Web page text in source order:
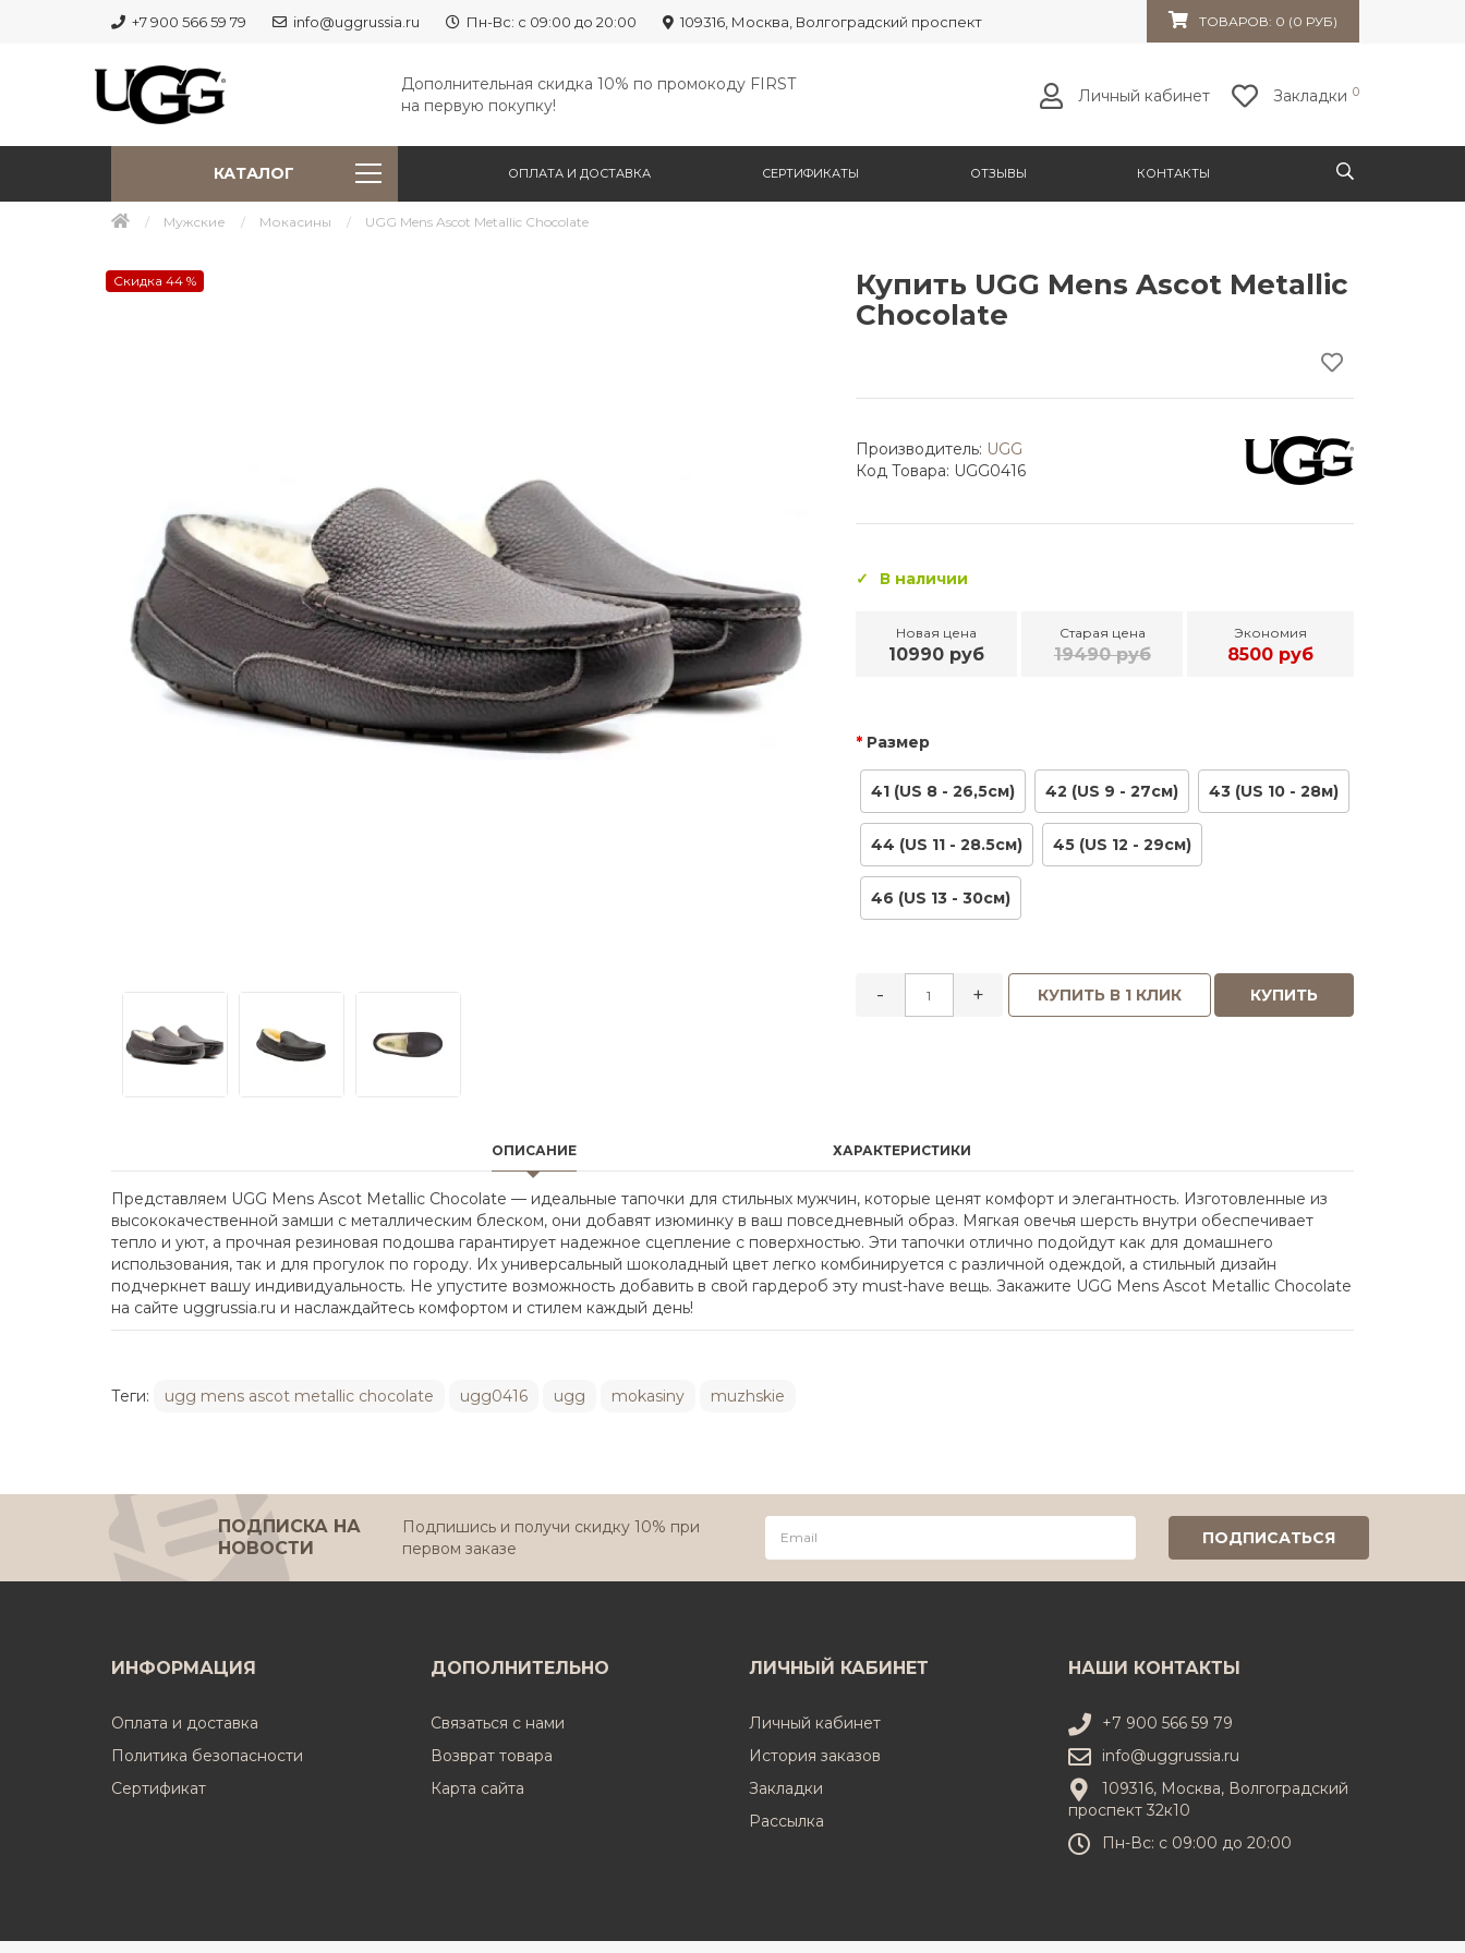
+7 900 566 59 79 info@uggrussia.ru Пн-Вс: с 09:00 до 20:00 109316, Москва, Волгоградский проспект 32к10 ТОВАРОВ: 0 (0 РУБ)
Дополнительная скидка 10% по промокоду FIRST
на первую покупку!
Личный кабинет Закладки 0
КАТАЛОГ ОПЛАТА И ДОСТАВКА СЕРТИФИКАТЫ ОТЗЫВЫ КОНТАКТЫ
Мужские Мокасины UGG Mens Ascot Metallic Chocolate
Скидка 44 %
Купить UGG Mens Ascot Metallic
Chocolate
Производитель: UGG
Код Товара: UGG0416
В наличии
Новая цена
10990 руб
Старая цена
19490 руб
Экономия
8500 руб
Размер
41 (US 8 - 26,5см) 42 (US 9 - 27см) 43 (US 10 - 28м)
44 (US 11 - 28.5см) 45 (US 12 - 29см)
46 (US 13 - 30см)
- + КУПИТЬ В 1 КЛИК КУПИТЬ
ОПИСАНИЕ ХАРАКТЕРИСТИКИ
Представляем UGG Mens Ascot Metallic Chocolate — идеальные тапочки для стильных мужчин, которые ценят комфорт и элегантность. Изготовленные из
высококачественной замши с металлическим блеском, они добавят изюминку в ваш повседневный образ. Мягкая овечья шерсть внутри обеспечивает
тепло и уют, а прочная резиновая подошва гарантирует надежное сцепление с поверхностью. Эти тапочки отлично подойдут как для домашнего
использования, так и для прогулок по городу. Их универсальный шоколадный цвет легко комбинируется с различной одеждой, а стильный дизайн
подчеркнет вашу индивидуальность. Не упустите возможность добавить в свой гардероб эту must-have вещь. Закажите UGG Mens Ascot Metallic Chocolate
на сайте uggrussia.ru и наслаждайтесь комфортом и стилем каждый день!
Теги: ugg mens ascot metallic chocolate ugg0416 ugg mokasiny muzhskie
ПОДПИСКА НА
НОВОСТИ
Подпишись и получи скидку 10% при
первом заказе
ИНФОРМАЦИЯ
Оплата и доставка
Политика безопасности
Cертификат
ДОПОЛНИТЕЛЬНО
Связаться с нами
Возврат товара
Карта сайта
ЛИЧНЫЙ КАБИНЕТ
Личный кабинет
История заказов
Закладки
Рассылка
НАШИ КОНТАКТЫ
+7 900 566 59 79
info@uggrussia.ru
109316, Москва, Волгоградский
проспект 32к10
Пн-Вс: с 09:00 до 20:00